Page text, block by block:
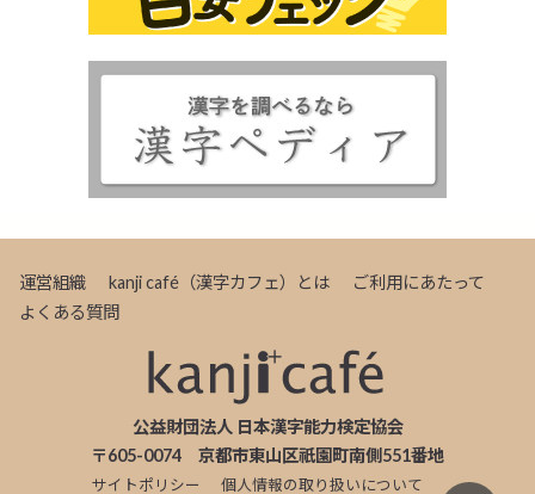
運営組織 kanji café（漢字カフェ）とは
ご利用にあたって
よくある質問
公益財団法人 日本漢字能力検定協会
〒605-0074 京都市東山区祇園町南側551番地
サイトポリシー 個人情報の取り扱いについて